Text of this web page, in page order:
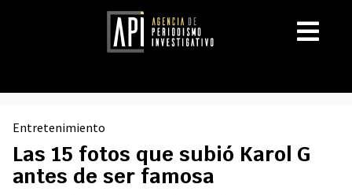
Entretenimiento
Las 15 fotos que subió Karol G
antes de ser famosa